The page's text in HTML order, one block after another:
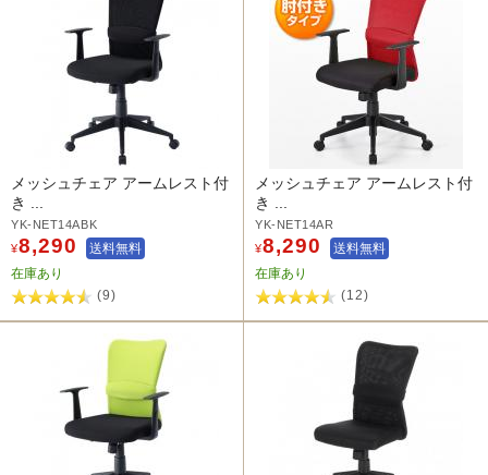
メッシュチェア アームレスト付
き ...
YK-NET14ABK
¥8,290
送料無料
在庫あり
(9)
メッシュチェア アームレスト付
き ...
YK-NET14AR
¥8,290
送料無料
在庫あり
(12)